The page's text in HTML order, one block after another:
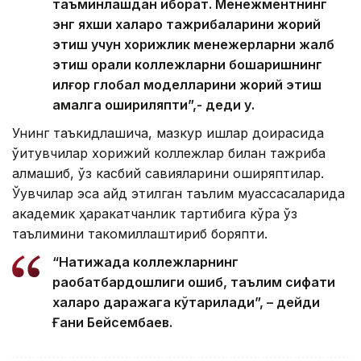
таъминлашдан иборат. Менежментнинг
энг яхши халқаро тажрибаларини жорий
этиш учун хорижлик менежерларни жалб
этиш орқали коллежларни бошқаришнинг
илғор глобал моделларини жорий этиш
амалга ошириляпти”,- деди у.
Унинг таъкидлашича, мазкур ишлар доирасида
ўқитувчилар хорижий коллежлар билан тажриба
алмашиб, ўз касбий савияларини оширяптилар.
Ўқувчилар эса қайд этилган таълим муассасаларида
академик ҳаракатчанлик тартибига кўра ўз
таълимини такомиллаштириб боряпти.
“Натижада коллежларнинг
рақобатбардошлиги ошиб, таълим сифати
халқаро даражага кўтарилади”, – дейди
Ғани Бейсембаев.